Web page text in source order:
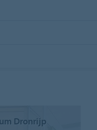
Dronrijp